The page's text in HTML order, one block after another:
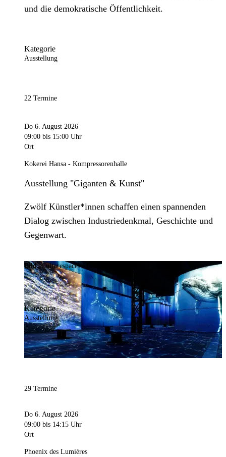
und die demokratische Öffentlichkeit.
Kategorie
Ausstellung
22 Termine
Do 6. August 2026
09:00 bis 15:00 Uhr
Ort
Kokerei Hansa - Kompressorenhalle
Ausstellung "Giganten & Kunst"
Zwölf Künstler*innen schaffen einen spannenden
Dialog zwischen Industriedenkmal, Geschichte und
Gegenwart.
Bild:Culturespaces / Falko Wübbecke
Kategorie
Ausstellung
29 Termine
Do 6. August 2026
09:00 bis 14:15 Uhr
Ort
Phoenix des Lumières